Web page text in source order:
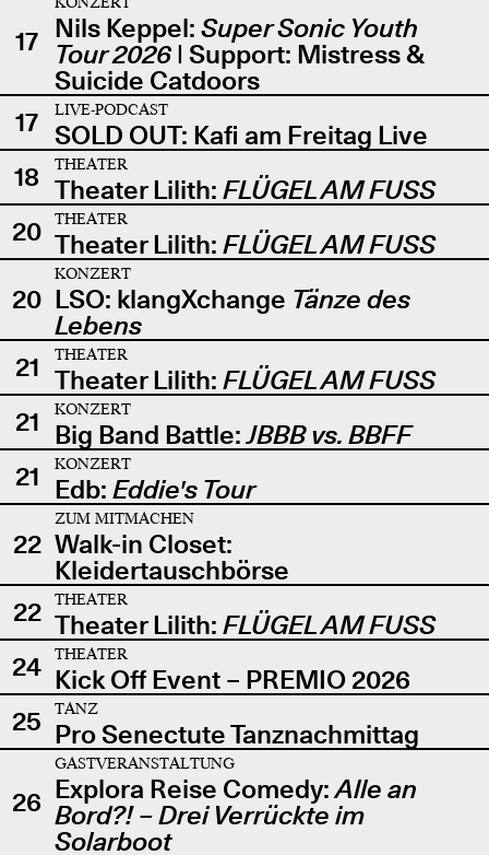
17 Nils Keppel: Super Sonic Youth
Tour 2026| Support: Mistress &
Suicide Catdoors
17
LIVE-PODCAST
SOLD OUT: Kafi am Freitag Live
18
THEATER
Theater Lilith: FLÜGEL AM FUSS
20
THEATER
Theater Lilith: FLÜGEL AM FUSS
20
KONZERT
LSO: klangXchange Tänze des
Lebens
21
THEATER
Theater Lilith: FLÜGEL AM FUSS
21
KONZERT
Big Band Battle:JBBB vs. BBFF
21
KONZERT
Edb: Eddie's Tour
22
ZUM MITMACHEN
Walk-in Closet:
Kleidertauschbörse
22
THEATER
Theater Lilith: FLÜGEL AM FUSS
24
THEATER
Kick Off Event – PREMIO 2026
25
TANZ
Pro Senectute Tanznachmittag
26
GASTVERANSTALTUNG
Explora Reise Comedy:Alle an
Bord?! – Drei Verrückte im
Solarboot